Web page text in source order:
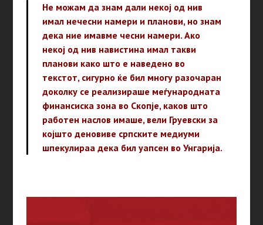
Не можам да знам дали некој од нив
имал нечесни намери и планови, но знам
дека ние имавме чесни намери. Ако
некој од нив навистина имал такви
планови како што е наведено во
текстот, сигурно ќе бил многу разочаран
доколку се реализираше меѓународната
финансиска зона во Скопје, каков што
работен наслов имаше, вели Груевски за
којшто деновиве српските медиуми
шпекулираа дека бил уапсен во Унгарија.